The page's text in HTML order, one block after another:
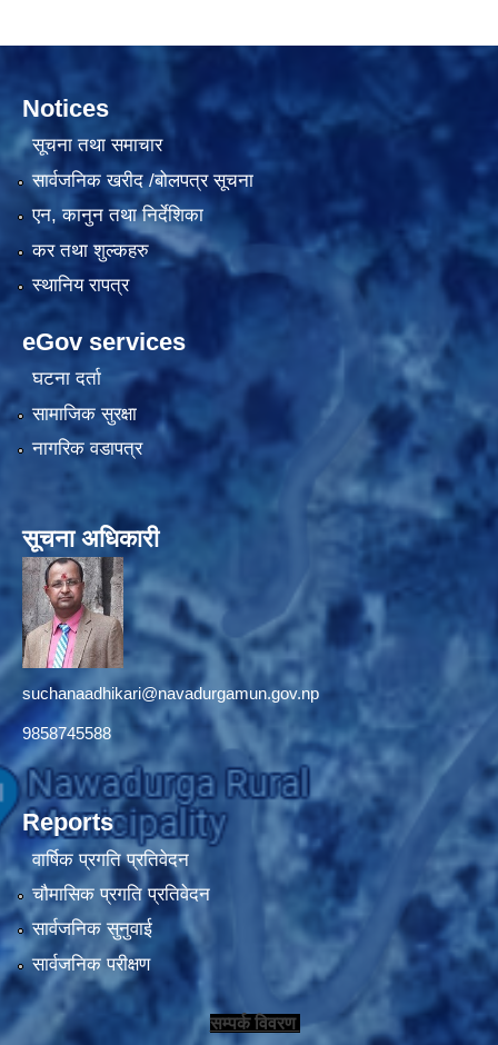
Notices
सूचना तथा समाचार
सार्वजनिक खरीद /बोलपत्र सूचना
एन, कानुन तथा निर्देशिका
कर तथा शुल्कहरु
स्थानिय रापत्र
eGov services
घटना दर्ता
सामाजिक सुरक्षा
नागरिक वडापत्र
सूचना अधिकारी
suchanaadhikari@navadurgamun.gov.np
9858745588
Reports
वार्षिक प्रगति प्रतिवेदन
चौमासिक प्रगति प्रतिवेदन
सार्वजनिक सुनुवाई
सार्वजनिक परीक्षण
सम्पर्क विवरण